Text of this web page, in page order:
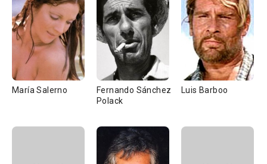
María Salerno
Fernando Sánchez
Polack
Luis Barboo